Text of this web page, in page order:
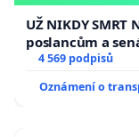
UŽ NIKDY SMRT
poslancům a
aby se tragédie
4 569 podpisů
Oznámení o